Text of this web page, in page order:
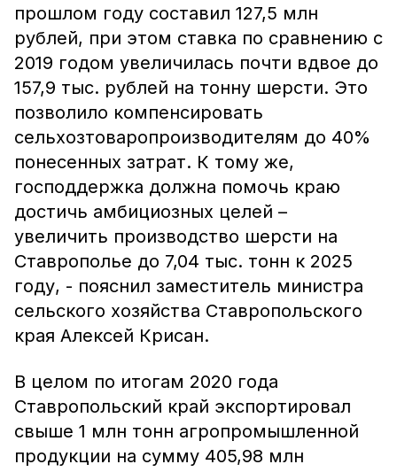
прошлом году составил 127,5 млн
рублей, при этом ставка по сравнению с
2019 годом увеличилась почти вдвое до
157,9 тыс. рублей на тонну шерсти. Это
позволило компенсировать
сельхозтоваропроизводителям до 40%
понесенных затрат. К тому же,
господдержка должна помочь краю
достичь амбициозных целей –
увеличить производство шерсти на
Ставрополье до 7,04 тыс. тонн к 2025
году, - пояснил заместитель министра
сельского хозяйства Ставропольского
края Алексей Крисан.
В целом по итогам 2020 года
Ставропольский край экспортировал
свыше 1 млн тонн агропромышленной
продукции на сумму 405,98 млн